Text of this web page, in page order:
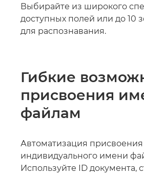
Выбирайте из широкого
доступных полей или до 10
для распознавания.
Гибкие
присвоения
файлам
Автоматизация присвоения
индивидуального имени
Используйте ID документа,